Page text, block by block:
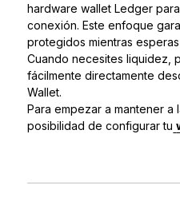
hardware wallet Ledger
conexión. Este enfoque
protegidos mientras
Cuando necesites liquidez,
fácilmente directamente
Wallet.
Para empezar a mantener
posibilidad de configurar tu